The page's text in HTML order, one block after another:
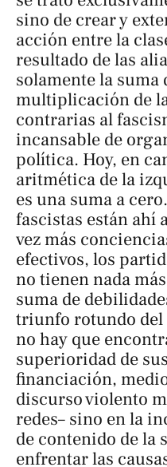
sino de crear y
acción entre la
resultado de las
solamente la suma
multiplicación de
contrarias al
incansable de
política. Hoy, en
aritmética de la
es una suma a
fascistas están ahí
vez más
efectivos, los
no tienen nada
suma de
triunfo rotundo
no hay que
superioridad de
financiación,
discurso violento
redes– sino en la
de contenido de la
enfrentar las